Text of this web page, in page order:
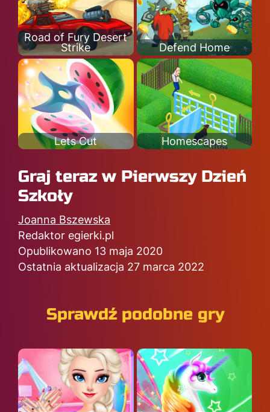
Road of Fury Desert
Strike
Defend Home
Lets Cut Homescapes
Graj teraz w Pierwszy Dzień
Szkoły
Joanna Bszewska
Redaktor egierki.pl
Opublikowano 13 maja 2020
Ostatnia aktualizacja 27 marca 2022
Sprawdź podobne gry